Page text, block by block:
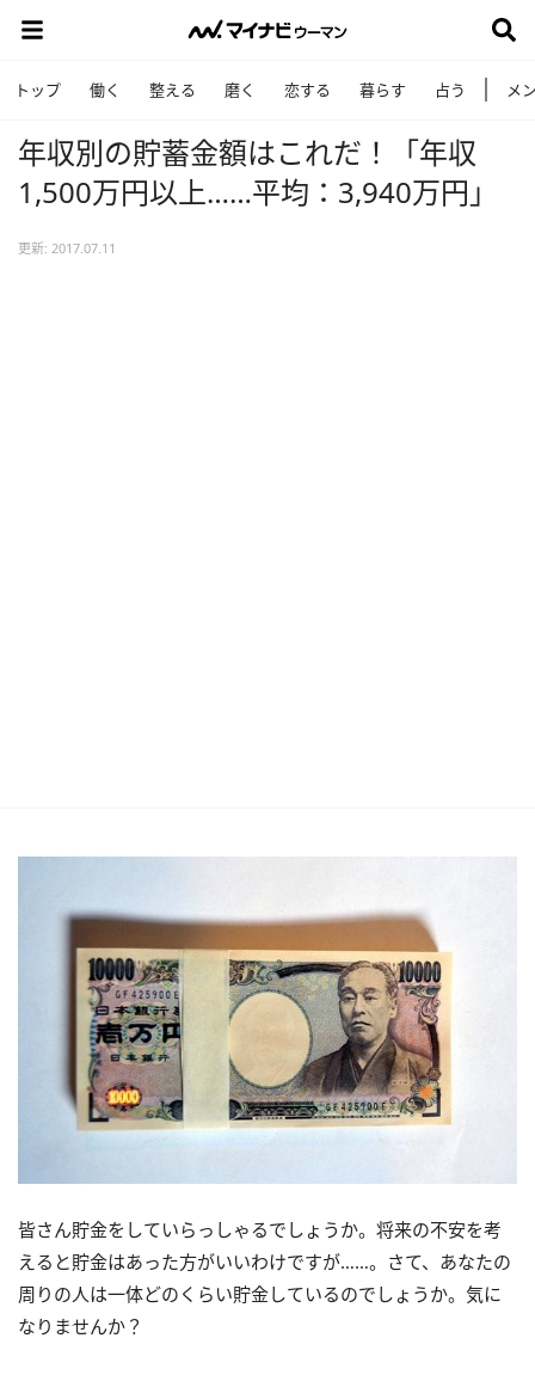
トップ 働く 整える 磨く 恋する 暮らす 占う メ
年収別の貯蓄金額はこれだ！「年収
1,500万円以上……平均：3,940万円」
更新: 2017.07.11
皆さん貯金をしていらっしゃるでしょうか。将来の不安を考
えると貯金はあった方がいいわけですが……。さて、あなたの
周りの人は一体どのくらい貯金しているのでしょうか。気に
なりませんか？